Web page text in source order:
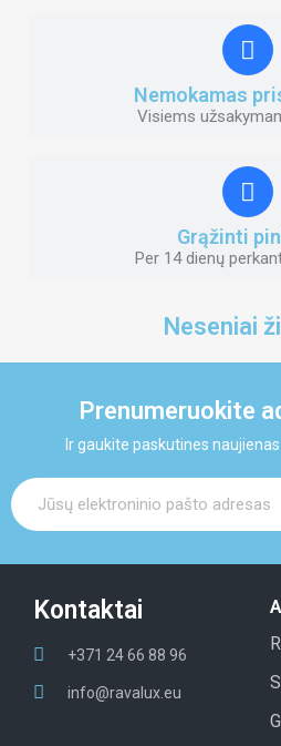
Nemokamas
Visiems
Grąžinti
Per 14 dienų
Neseniai
Prenumeruokite
Ir gaukite paskutines
Kontaktai
+371 24 66 88 96
info@ravalux.eu